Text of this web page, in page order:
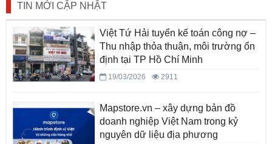
TIN MỚI CẬP NHẬT
Việt Tứ Hải tuyển kế toán công nợ –
Thu nhập thỏa thuận, môi trường ổn
định tại TP Hồ Chí Minh
19/03/2026 2911
Mapstore.vn – xây dựng bản đồ
doanh nghiệp Việt Nam trong kỷ
nguyên dữ liệu địa phương